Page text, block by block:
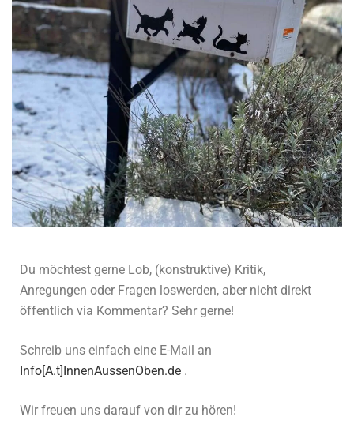
Du möchtest gerne Lob, (konstruktive) Kritik,
Anregungen oder Fragen loswerden, aber nicht direkt
öffentlich via Kommentar? Sehr gerne!
Schreib uns einfach eine E-Mail an
Info[A.t]InnenAussenOben.de .
Wir freuen uns darauf von dir zu hören!